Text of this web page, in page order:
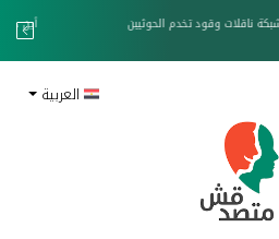
شبكة ناقلات وقود تخدم الحوثيين
العربية